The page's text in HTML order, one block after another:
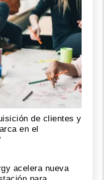
de clientes y
en el
acelera nueva